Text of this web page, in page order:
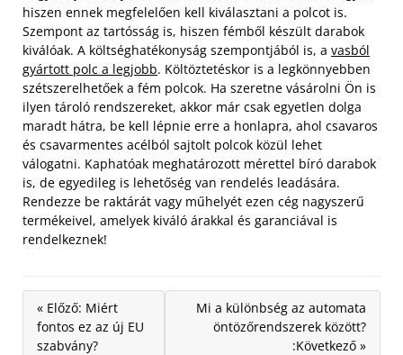
hiszen ennek megfelelően kell kiválasztani a polcot is.
Szempont az tartósság is, hiszen fémből készült darabok
kiválóak. A költséghatékonyság szempontjából is, a vasból
gyártott polc a legjobb. Költöztetéskor is a legkönnyebben
szétszerelhetőek a fém polcok. Ha szeretne vásárolni Ön is
ilyen tároló rendszereket, akkor már csak egyetlen dolga
maradt hátra, be kell lépnie erre a honlapra, ahol csavaros
és csavarmentes acélból sajtolt polcok közül lehet
válogatni. Kaphatóak meghatározott mérettel bíró darabok
is, de egyedileg is lehetőség van rendelés leadására.
Rendezze be raktárát vagy műhelyét ezen cég nagyszerű
termékeivel, amelyek kiváló árakkal és garanciával is
rendelkeznek!
« Előző: Miért
fontos ez az új EU
szabvány?
Mi a különbség az automata
öntözőrendszerek között?
:Következő »